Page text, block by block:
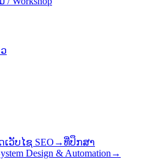
ເວັບໄຊ SEO →ທີ່ປຶກສາ
Design & Automation →